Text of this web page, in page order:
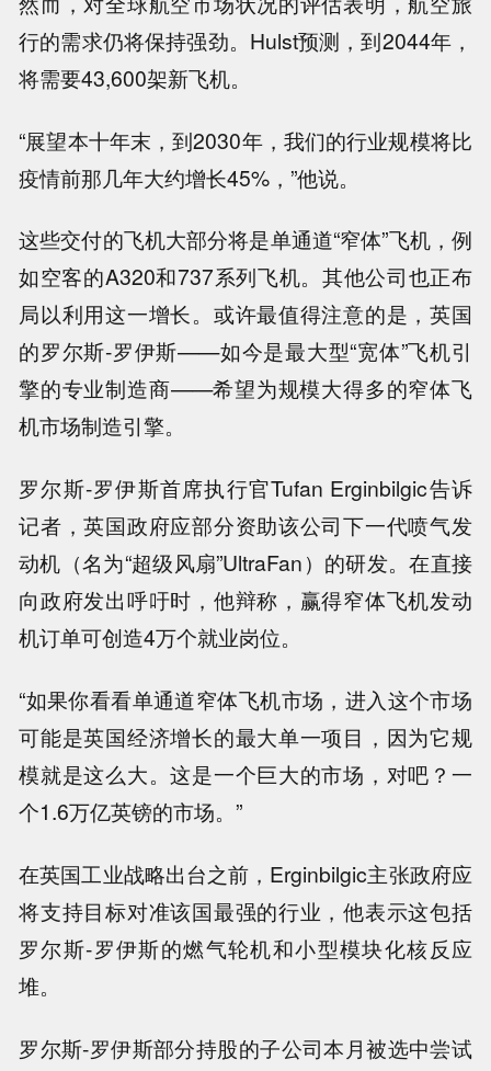
行的需求仍将保持强劲。Hulst预测，到2044年，
将需要43,600架新飞机。
“展望本十年末，到2030年，我们的行业规模将比
疫情前那几年大约增长45%，”他说。
这些交付的飞机大部分将是单通道“窄体”飞机，例
如空客的A320和737系列飞机。其他公司也正布
局以利用这一增长。或许最值得注意的是，英国
的罗尔斯-罗伊斯——如今是最大型“宽体”飞机引
擎的专业制造商——希望为规模大得多的窄体飞
机市场制造引擎。
罗尔斯-罗伊斯首席执行官Tufan Erginbilgic告诉
记者，英国政府应部分资助该公司下一代喷气发
动机（名为“超级风扇”UltraFan）的研发。在直接
向政府发出呼吁时，他辩称，赢得窄体飞机发动
机订单可创造4万个就业岗位。
“如果你看看单通道窄体飞机市场，进入这个市场
可能是英国经济增长的最大单一项目，因为它规
模就是这么大。这是一个巨大的市场，对吧？一
个1.6万亿英镑的市场。”
在英国工业战略出台之前，Erginbilgic主张政府应
将支持目标对准该国最强的行业，他表示这包括
罗尔斯-罗伊斯的燃气轮机和小型模块化核反应
堆。
罗尔斯-罗伊斯部分持股的子公司本月被选中尝试